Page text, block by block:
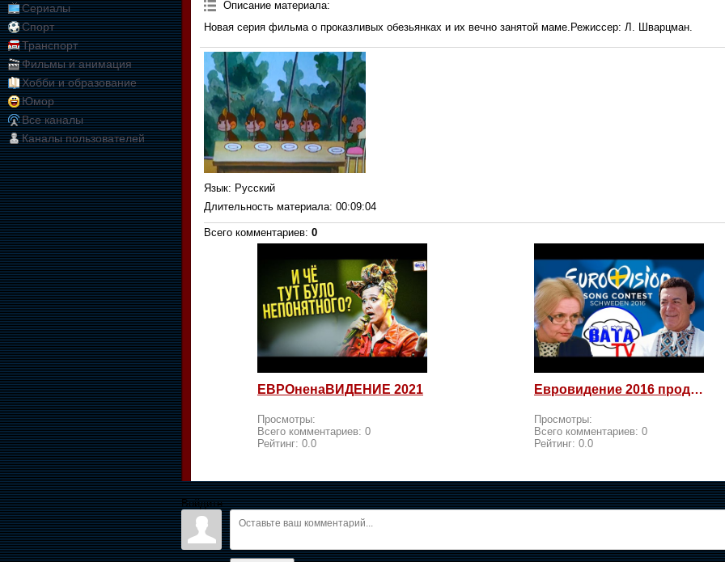
Сериалы
Спорт
Транспорт
Фильмы и анимация
Хобби и образование
Юмор
Все каналы
Каналы пользователей
Описание материала:
Новая серия фильма о проказливых обезьянках и их вечно занятой маме.Режиссер: Л. Шварцман.
Язык: Русский
Длительность материала: 00:09:04
Всего комментариев: 0
ЕВРОненаВИДЕНИЕ 2021
Просмотры:
Всего комментариев: 0
Рейтинг: 0.0
Евровидение 2016 продолжается! Россия возмущается и посылает
Просмотры:
Всего комментариев: 0
Рейтинг: 0.0
Войдите: